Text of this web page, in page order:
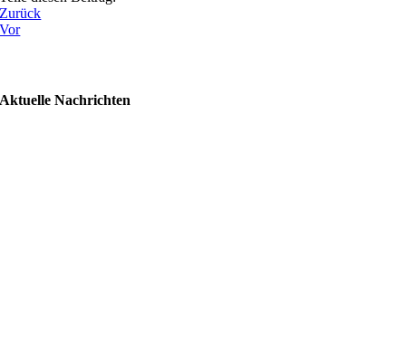
Zurück
Vor
Aktuelle Nachrichten